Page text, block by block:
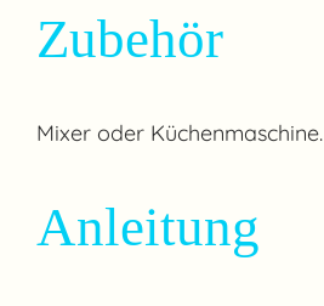
Zubehör
Mixer oder Küchenmaschine.
Anleitung